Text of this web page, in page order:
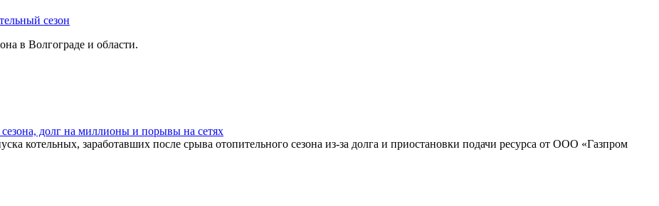
сезон
в Волгограде и области.
долг на миллионы и порывы на сетях
котельных, заработавших после срыва отопительного сезона из-за долга и приостановки подачи ресурса от ООО «Газпром